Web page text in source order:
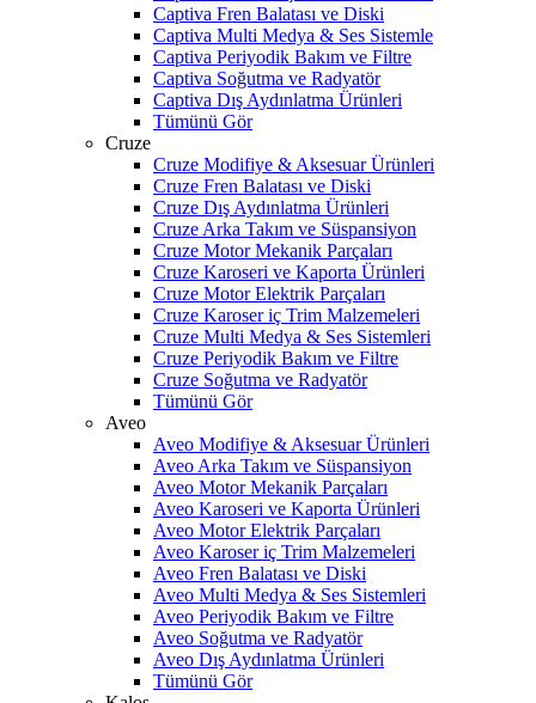
Captiva Fren Balatası ve Diski
Captiva Multi Medya & Ses Sistemle
Captiva Periyodik Bakım ve Filtre
Captiva Soğutma ve Radyatör
Captiva Dış Aydınlatma Ürünleri
Tümünü Gör
Cruze
Cruze Modifiye & Aksesuar Ürünleri
Cruze Fren Balatası ve Diski
Cruze Dış Aydınlatma Ürünleri
Cruze Arka Takım ve Süspansiyon
Cruze Motor Mekanik Parçaları
Cruze Karoseri ve Kaporta Ürünleri
Cruze Motor Elektrik Parçaları
Cruze Karoser iç Trim Malzemeleri
Cruze Multi Medya & Ses Sistemleri
Cruze Periyodik Bakım ve Filtre
Cruze Soğutma ve Radyatör
Tümünü Gör
Aveo
Aveo Modifiye & Aksesuar Ürünleri
Aveo Arka Takım ve Süspansiyon
Aveo Motor Mekanik Parçaları
Aveo Karoseri ve Kaporta Ürünleri
Aveo Motor Elektrik Parçaları
Aveo Karoser iç Trim Malzemeleri
Aveo Fren Balatası ve Diski
Aveo Multi Medya & Ses Sistemleri
Aveo Periyodik Bakım ve Filtre
Aveo Soğutma ve Radyatör
Aveo Dış Aydınlatma Ürünleri
Tümünü Gör